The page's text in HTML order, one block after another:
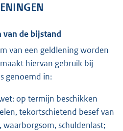
van de bijstand
van een geldlening worden
hiervan gebruik bij
genoemd in:
op termijn beschikken
tekortschietend besef van
schuldenlast;